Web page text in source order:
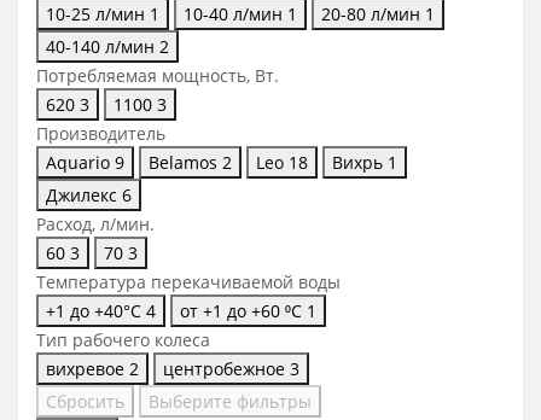
10-25 л/мин 1 10-40 л/мин 1 20-80 л/мин 1
40-140 л/мин 2
Потребляемая мощность, Вт.
620 3 1100 3
Производитель
Aquario 9 Belamos 2 Leo 18 Вихрь 1
Джилекс 6
Расход, л/мин.
60 3 70 3
Температура перекачиваемой воды
+1 до +40°С 4 от +1 до +60 ⁰С 1
Тип рабочего колеса
вихревое 2 центробежное 3
Сбросить
Выберите фильтры